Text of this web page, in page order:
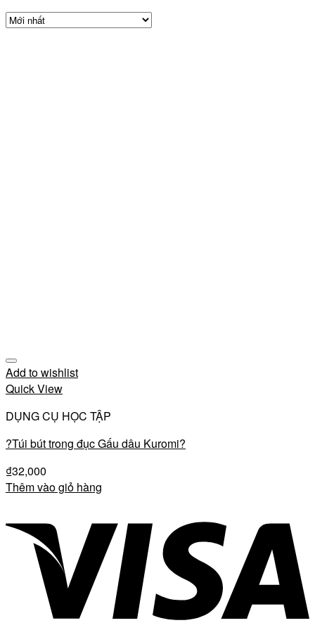
Add to wishlist
Quick View
DỤNG CỤ HỌC TẬP
?Túi bút trong đục Gấu dâu Kuromi?
₫32,000
Thêm vào giỏ hàng